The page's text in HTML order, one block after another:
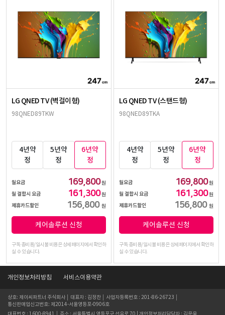
LG QNED TV (벽걸이형)
98QNED89TKW
4년약
정
5년약
정
6년약
정
월요금 169,800원
월 결합시 요금
161,300원
제휴카드할인
156,800 원
케어솔루션 신청
구독 총비용/일시불 비용은 상세페이지에서 확인하
실 수 있습니다.
LG QNED TV (스탠드형)
98QNED89TKA
4년약
정
5년약
정
6년약
정
월요금 169,800원
월 결합시 요금
161,300원
제휴카드할인
156,800 원
케어솔루션 신청
구독 총비용/일시불 비용은 상세페이지에서 확인하
실 수 있습니다.
개인정보처리방침 서비스이용약관
상호: 제이씨파트너 주식회사 │ 대표자 : 김정찬 │ 사업자등록번호 : 201-86-26723 │
통신판매업신고번호: 제2014-서울영등포-0906호